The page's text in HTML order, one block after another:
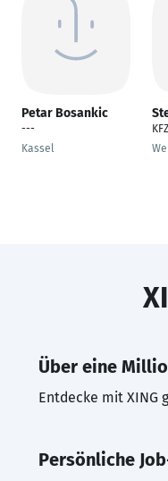
Petar Bosankic
---
Kassel
Über eine
Entdecke mit XING
Persönliche